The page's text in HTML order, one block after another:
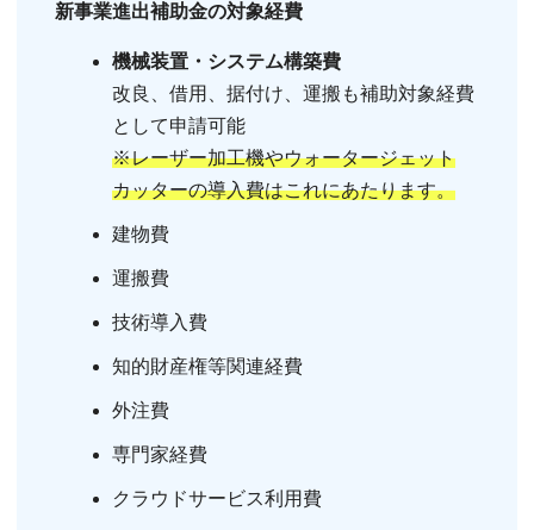
新事業進出補助金の対象経費
機械装置・システム構築費
改良、借用、据付け、運搬も補助対象経費
として申請可能
※レーザー加工機やウォータージェット
カッターの導入費はこれにあたります。
建物費
運搬費
技術導入費
知的財産権等関連経費
外注費
専門家経費
クラウドサービス利用費